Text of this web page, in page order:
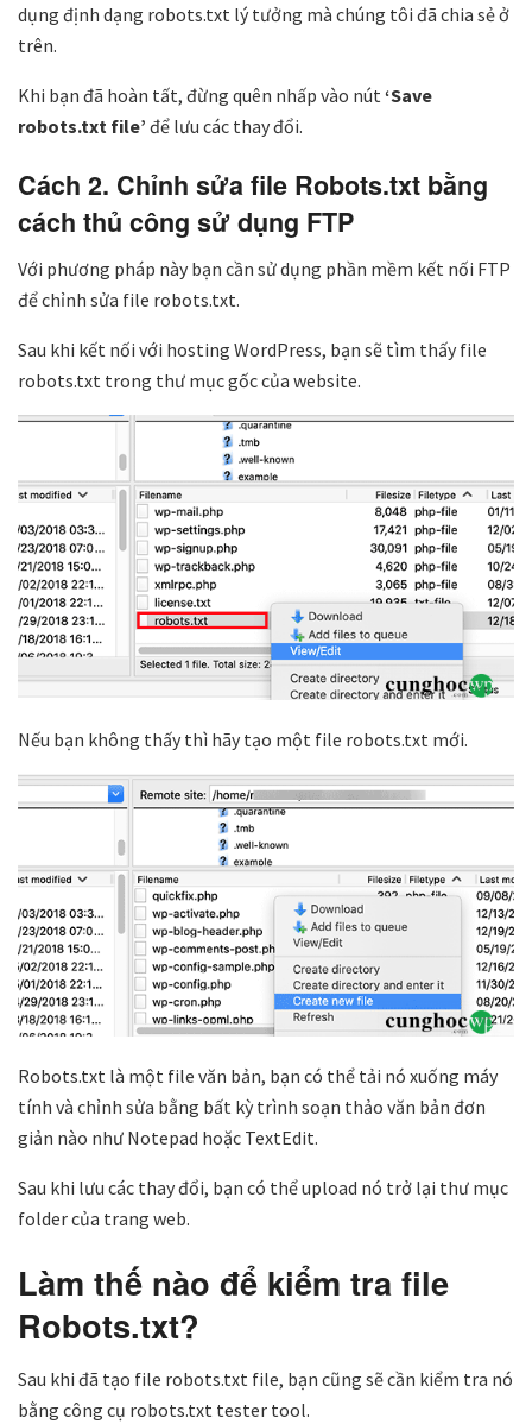
dụng định dạng robots.txt lý tưởng mà chúng tôi đã chia sẻ ở
trên.
Khi bạn đã hoàn tất, đừng quên nhấp vào nút ‘Save
robots.txt file’ để lưu các thay đổi.
Cách 2. Chỉnh sửa file Robots.txt bằng
cách thủ công sử dụng FTP
Với phương pháp này bạn cần sử dụng phần mềm kết nối FTP
để chỉnh sửa file robots.txt.
Sau khi kết nối với hosting WordPress, bạn sẽ tìm thấy file
robots.txt trong thư mục gốc của website.
Nếu bạn không thấy thì hãy tạo một file robots.txt mới.
Robots.txt là một file văn bản, bạn có thể tải nó xuống máy
tính và chỉnh sửa bằng bất kỳ trình soạn thảo văn bản đơn
giản nào như Notepad hoặc TextEdit.
Sau khi lưu các thay đổi, bạn có thể upload nó trở lại thư mục
folder của trang web.
Làm thế nào để kiểm tra file
Robots.txt?
Sau khi đã tạo file robots.txt file, bạn cũng sẽ cần kiểm tra nó
bằng công cụ robots.txt tester tool.